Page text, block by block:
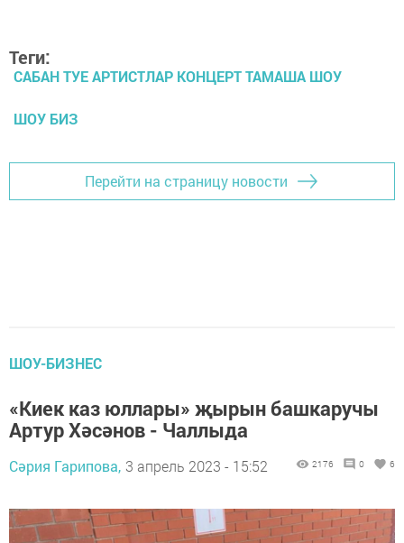
Теги:
САБАН ТУЕ АРТИСТЛАР КОНЦЕРТ ТАМАША ШОУ
ШОУ БИЗ
Перейти на страницу новости
ШОУ-БИЗНЕС
«Киек каз юллары» җырын башкаручы
Артур Хәсәнов - Чаллыда
Сәрия Гарипова, 3 апрель 2023 - 15:52 2176 0 6